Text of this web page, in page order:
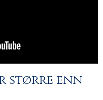
større enn